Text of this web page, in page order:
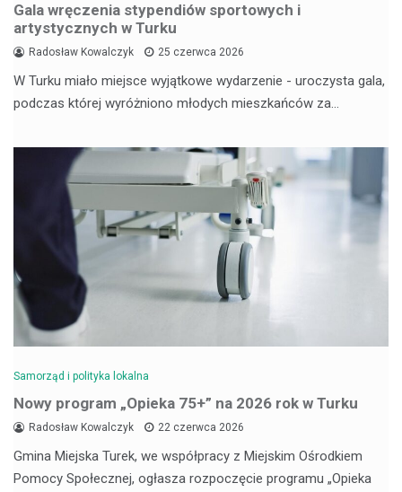
Gala wręczenia stypendiów sportowych i
artystycznych w Turku
Radosław Kowalczyk 25 czerwca 2026
W Turku miało miejsce wyjątkowe wydarzenie - uroczysta gala,
podczas której wyróżniono młodych mieszkańców za…
Samorząd i polityka lokalna
Nowy program „Opieka 75+” na 2026 rok w Turku
Radosław Kowalczyk 22 czerwca 2026
Gmina Miejska Turek, we współpracy z Miejskim Ośrodkiem
Pomocy Społecznej, ogłasza rozpoczęcie programu „Opieka